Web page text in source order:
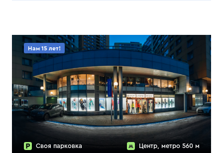
Нам 15 лет!
Своя парковка Центр, метро 560 м